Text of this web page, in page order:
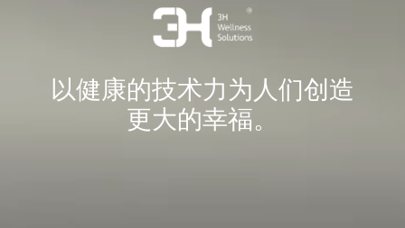
以健康的技术力为人们创造
更大的幸福。